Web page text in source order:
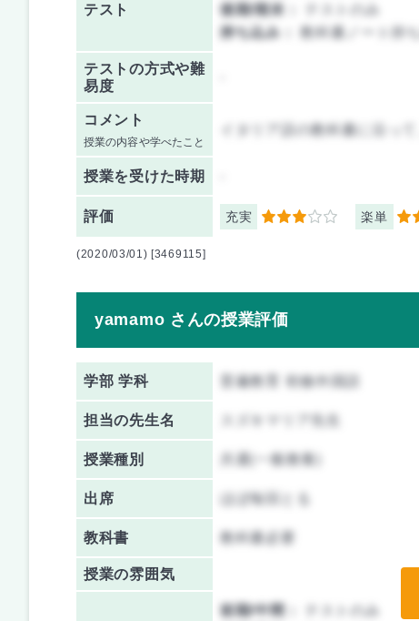
テスト
後期/期末：
テストのみ
持ち込み：
教科書ノート持
テストの方式や難
易度
コメント
授業の内容や学べたこと
イタリア語の教科書に沿っ
授業を受けた時期
評価 充実 3 楽単 3
(2020/03/01) [3469115]
yamamo さんの授業評価
学部 学科 普遍教育 初修外国語
担当の先生名
授業種別 共通(一般教養)
出席 ほぼ毎回とる
教科書 教科書必要
授業の雰囲気
前期/中間：
テストのみ